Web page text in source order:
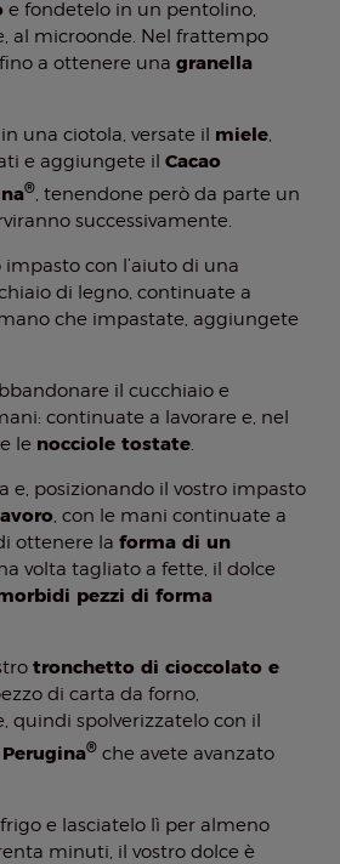
e fondetelo in un pentolino,
al microonde. Nel frattempo
fino a ottenere una granella
una ciotola, versate il miele,
e aggiungete il Cacao
®, tenendone però da parte un
successivamente.
con l’aiuto di una
di legno, continuate a
che impastate, aggiungete
il cucchiaio e
continuate a lavorare e, nel
le nocciole tostate.
e, posizionando il vostro impasto
, con le mani continuate a
ottenere la forma di un
volta tagliato a fette, il dolce
pezzi di forma
tronchetto di cioccolato e
di carta da forno,
quindi spolverizzatelo con il
®che avete avanzato
e lasciatelo lì per almeno
minuti, il vostro dolce è